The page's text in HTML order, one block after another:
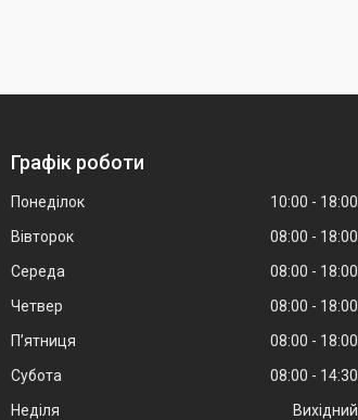
Графік роботи
Понеділок 10:00
18:00
Вівторок
08:00
18:00
Середа
08:00
18:00
Четвер
08:00
18:00
Пʼятниця
08:00
18:00
Субота
08:00
14:30
Неділя
Вихідний